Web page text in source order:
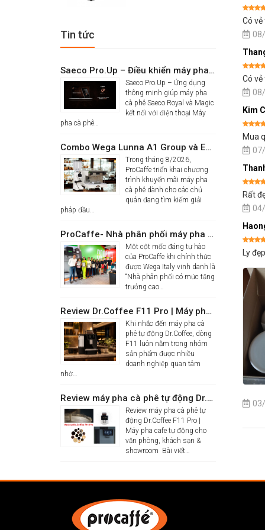
10.900.000đ.
Tin tức
Saeco Pro.Up – Điều khiển máy pha cà phê thông minh Saeco Royal & Magic bằng điện thoại
Saeco Pro.Up – Ứng dụng
thông minh giúp máy pha
cà phê Saeco Royal và Magic
kết nối với điện thoại Máy
pha cà phê…
Combo Wega Lunna A1 Group và Eureka Firenze 75 chỉ 61,9 triệu
Trong tháng 8/2026,
ProCaffe triển khai chương
trình khuyến mãi máy pha
cà phê dành cho các chủ
quán đang tìm kiếm giải
pháp đầu…
ProCaffe- Nhà phân phối máy pha cà phê Wega có mức tăng trưởng cao nhất thế giới
Một cột mốc đáng tự hào
của ProCaffe khi chính thức
được Wega Italy vinh danh là
“Nhà phân phối có mức tăng
trưởng cao…
Review Dr.Coffee F11 Pro | Máy pha cà phê tự động cho văn phòng
Khi nhắc đến máy pha cà
phê tự động Dr.Coffee, dòng
F11 luôn nằm trong nhóm
sản phẩm được nhiều
doanh nghiệp quan tâm
nhờ…
Review máy pha cà phê tự động Dr.Coffee F11 Pro| Máy pha cafe tự động cho văn phòng, khách sạn & showroom
Review máy pha cà phê tự
động Dr.Coffee F11 Pro |
Máy pha cafe tự động cho
văn phòng, khách sạn &
showroom Bài viết…
Được
hạng5
sao
Có
Được
hạng5
sao
Có
Kim
Được xếp
hạng5
sao
Mua
Được xếp
hạng5
sao
Rất
Được xếp
hạng5
Ly